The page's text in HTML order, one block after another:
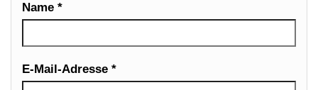
Name *
E-Mail-Adresse *